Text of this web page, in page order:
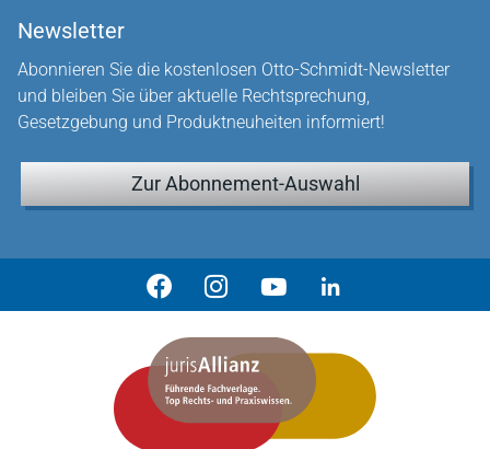
Newsletter
Abonnieren Sie die kostenlosen Otto-Schmidt-Newsletter
und bleiben Sie über aktuelle Rechtsprechung,
Gesetzgebung und Produktneuheiten informiert!
Zur Abonnement-Auswahl